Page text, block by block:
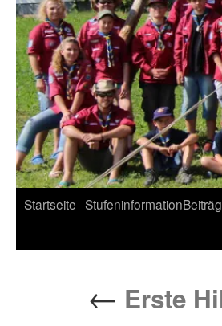
Startseite Stufeninformation
← Erste